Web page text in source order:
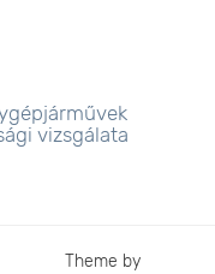
vizsgálata
Theme by